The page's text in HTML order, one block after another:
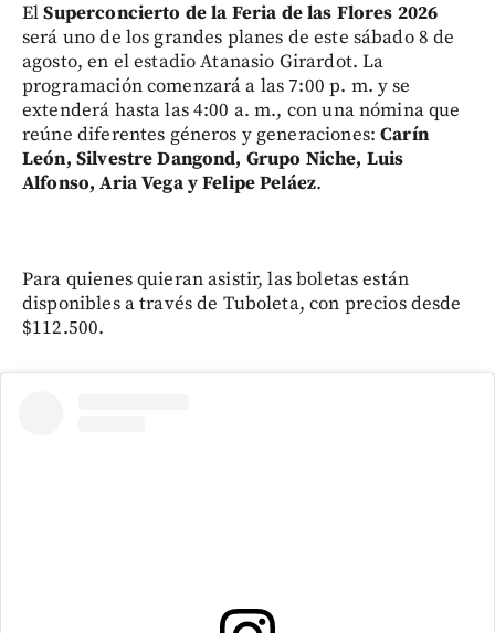
ElSuperconcierto de la Feria de las Flores 2026
será uno de los grandes planes de este sábado 8 de
agosto, en el estadio Atanasio Girardot. La
programación comenzará a las 7:00 p. m. y se
extenderá hasta las 4:00 a. m., con una nómina que
reúne diferentes géneros y generaciones:Carín
León, Silvestre Dangond, Grupo Niche, Luis
Alfonso, Aria Vega y Felipe Peláez.
Para quienes quieran asistir, las boletas están
disponibles a través de Tuboleta, con precios desde
$112.500.